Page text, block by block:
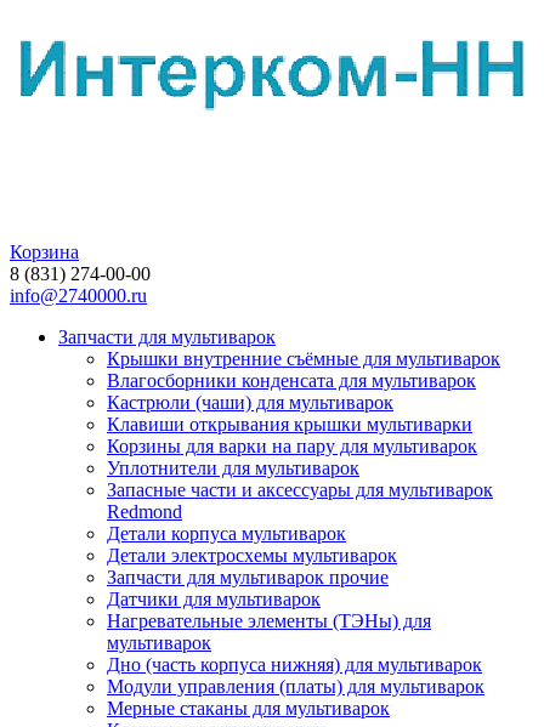
Корзина
8 (831) 274-00-00
info@2740000.ru
Запчасти для мультиварок
Крышки внутренние съёмные для мультиварок
Влагосборники конденсата для мультиварок
Кастрюли (чаши) для мультиварок
Клавиши открывания крышки мультиварки
Корзины для варки на пару для мультиварок
Уплотнители для мультиварок
Запасные части и аксессуары для мультиварок
Redmond
Детали корпуса мультиварок
Детали электросхемы мультиварок
Запчасти для мультиварок прочие
Датчики для мультиварок
Нагревательные элементы (ТЭНы) для
мультиварок
Дно (часть корпуса нижняя) для мультиварок
Модули управления (платы) для мультиварок
Мерные стаканы для мультиварок